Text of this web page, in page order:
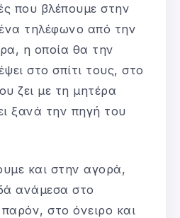
που βλέπουμε στην
τηλέφωνο από την
η οποία θα την
στο σπίτι τους, στο
ζει με τη μητέρα
ξανά την πηγή του
και στην αγορά,
ανάμεσα στο
στο όνειρο και